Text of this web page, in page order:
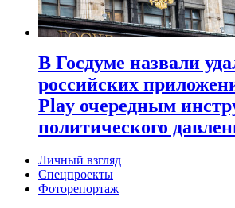
В Госдуме назвали
российских
Play очередным
политического
Личный взгляд
Спецпроекты
Фоторепортаж